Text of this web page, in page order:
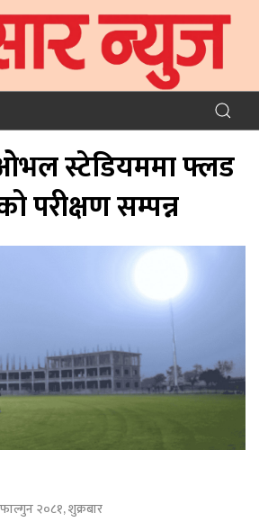
स्टेडियममा फ्लड
परीक्षण सम्पन्न
२०८१, शुक्रबार